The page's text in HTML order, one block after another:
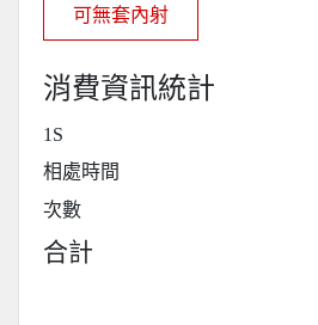
可無套內射
消費資訊統計
1S
相處時間
次數
合計